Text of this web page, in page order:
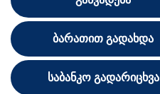
ᲑᲐᲠᲐᲗᲘᲗ ᲒᲐᲓᲐᲮᲓᲐ
ᲡᲐᲑᲐᲜᲙᲝ ᲒᲐᲓᲐᲠᲘᲪᲮᲕᲐ